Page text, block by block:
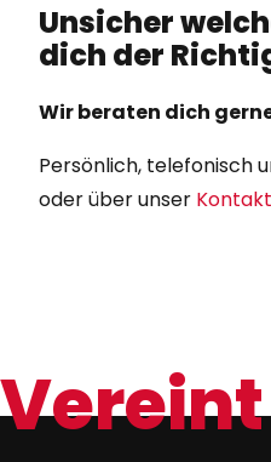
Unsicher
dich der
Wir beraten dich
Persönlich, telefonisch
oder über unser